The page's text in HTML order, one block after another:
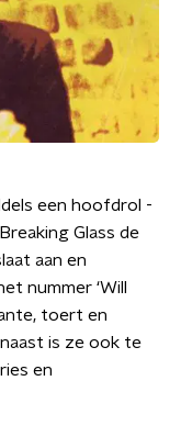
een hoofdrol -
Glass de
aan en
nummer ‘Will
toert en
is ze ook te
en